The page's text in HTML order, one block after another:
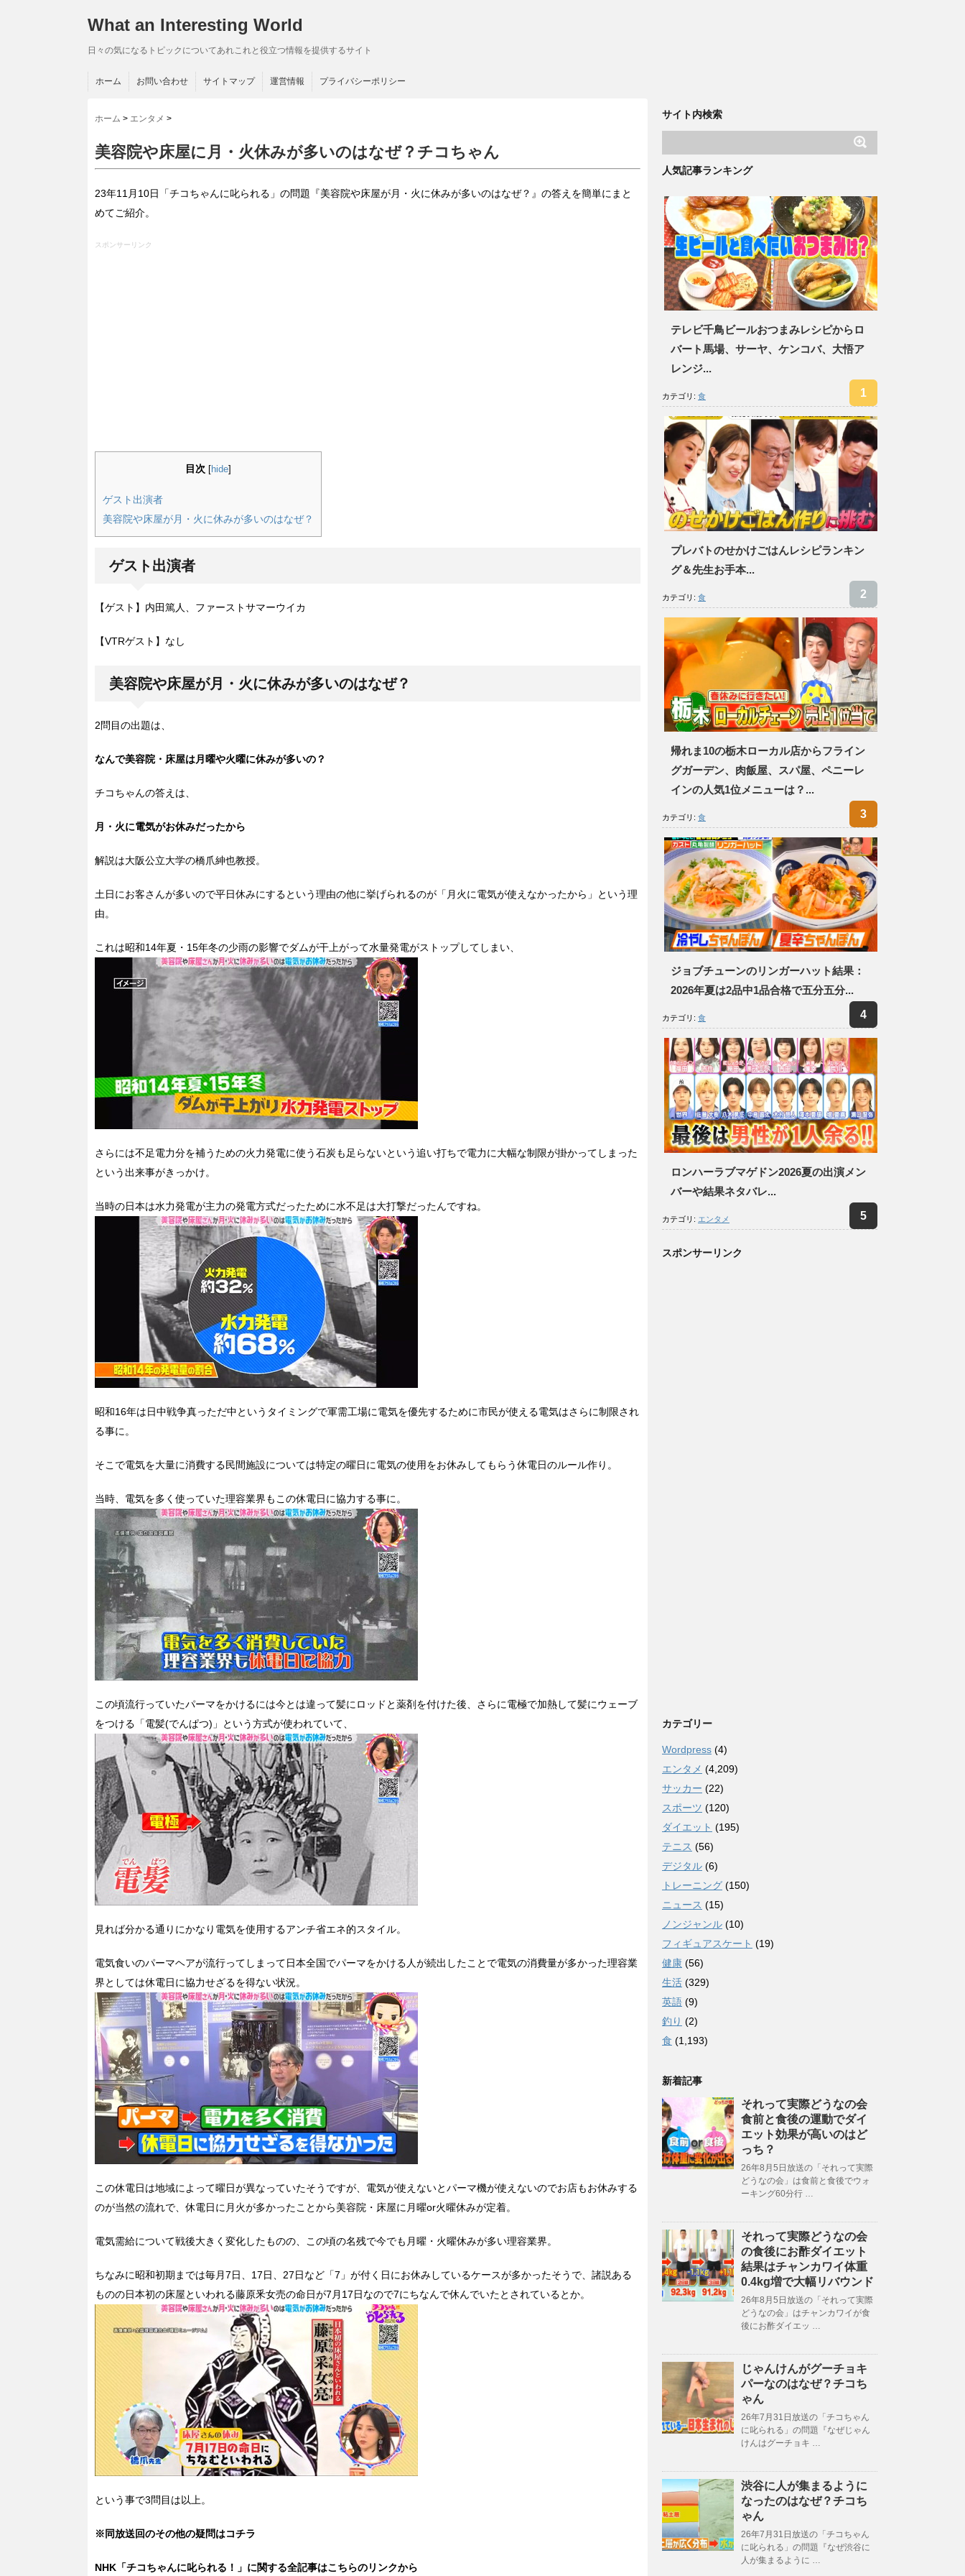
What an Interesting World
日々の気になるトピックについてあれこれと役立つ情報を提供するサイト
ホーム お問い合わせ サイトマップ 運営情報 プライバシーポリシー
ホーム > エンタメ >
美容院や床屋に月・火休みが多いのはなぜ？チコちゃん
23年11月10日「チコちゃんに叱られる」の問題『美容院や床屋が月・火に休みが多いのはなぜ？』の答えを簡単にまと
めてご紹介。
スポンサーリンク
目次 [hide]
ゲスト出演者
美容院や床屋が月・火に休みが多いのはなぜ？
ゲスト出演者
【ゲスト】内田篤人、ファーストサマーウイカ
【VTRゲスト】なし
美容院や床屋が月・火に休みが多いのはなぜ？
2問目の出題は、
なんで美容院・床屋は月曜や火曜に休みが多いの？
チコちゃんの答えは、
月・火に電気がお休みだったから
解説は大阪公立大学の橋爪紳也教授。
土日にお客さんが多いので平日休みにするという理由の他に挙げられるのが「月火に電気が使えなかったから」という理
由。
これは昭和14年夏・15年冬の少雨の影響でダムが干上がって水量発電がストップしてしまい、
さらには不足電力分を補うための火力発電に使う石炭も足らないという追い打ちで電力に大幅な制限が掛かってしまった
という出来事がきっかけ。
当時の日本は水力発電が主力の発電方式だったために水不足は大打撃だったんですね。
昭和16年は日中戦争真っただ中というタイミングで軍需工場に電気を優先するために市民が使える電気はさらに制限され
る事に。
そこで電気を大量に消費する民間施設については特定の曜日に電気の使用をお休みしてもらう休電日のルール作り。
当時、電気を多く使っていた理容業界もこの休電日に協力する事に。
この頃流行っていたパーマをかけるには今とは違って髪にロッドと薬剤を付けた後、さらに電極で加熱して髪にウェーブ
をつける「電髪(でんぱつ)」という方式が使われていて、
見れば分かる通りにかなり電気を使用するアンチ省エネ的スタイル。
電気食いのパーマヘアが流行ってしまって日本全国でパーマをかける人が続出したことで電気の消費量が多かった理容業
界としては休電日に協力せざるを得ない状況。
この休電日は地域によって曜日が異なっていたそうですが、電気が使えないとパーマ機が使えないのでお店もお休みする
のが当然の流れで、休電日に月火が多かったことから美容院・床屋に月曜or火曜休みが定着。
電気需給について戦後大きく変化したものの、この頃の名残で今でも月曜・火曜休みが多い理容業界。
ちなみに昭和初期までは毎月7日、17日、27日など「7」が付く日にお休みしているケースが多かったそうで、諸説ある
ものの日本初の床屋といわれる藤原釆女売の命日が7月17日なので7にちなんで休んでいたとされているとか。
という事で3問目は以上。
※同放送回のその他の疑問はコチラ
NHK「チコちゃんに叱られる！」に関する全記事はこちらのリンクから
サイト内検索
人気記事ランキング
テレビ千鳥ビールおつまみレシピからロ
バート馬場、サーヤ、ケンコバ、大悟ア
レンジ...
カテゴリ: 食
プレバトのせかけごはんレシピランキン
グ＆先生お手本...
カテゴリ: 食
帰れま10の栃木ローカル店からフライン
グガーデン、肉飯屋、スパ屋、ペニーレ
インの人気1位メニューは？...
カテゴリ: 食
ジョブチューンのリンガーハット結果：
2026年夏は2品中1品合格で五分五分...
カテゴリ: 食
ロンハーラブマゲドン2026夏の出演メン
バーや結果ネタバレ...
カテゴリ: エンタメ
スポンサーリンク
カテゴリー
Wordpress (4)
エンタメ (4,209)
サッカー (22)
スポーツ (120)
ダイエット (195)
テニス (56)
デジタル (6)
トレーニング (150)
ニュース (15)
ノンジャンル (10)
フィギュアスケート (19)
健康 (56)
生活 (329)
英語 (9)
釣り (2)
食 (1,193)
新着記事
それって実際どうなの会
食前と食後の運動でダイ
エット効果が高いのはど
っち？
26年8月5日放送の「それって実際
どうなの会」は食前と食後でウォ
ーキング60分行 …
それって実際どうなの会
の食後にお酢ダイエット
結果はチャンカワイ体重
0.4kg増で大幅リバウンド
26年8月5日放送の「それって実際
どうなの会」はチャンカワイが食
後にお酢ダイエッ …
じゃんけんがグーチョキ
パーなのはなぜ？チコち
ゃん
26年7月31日放送の「チコちゃん
に叱られる」の問題『なぜじゃん
けんはグーチョキ …
渋谷に人が集まるように
なったのはなぜ？チコち
ゃん
26年7月31日放送の「チコちゃん
に叱られる」の問題『なぜ渋谷に
人が集まるように …